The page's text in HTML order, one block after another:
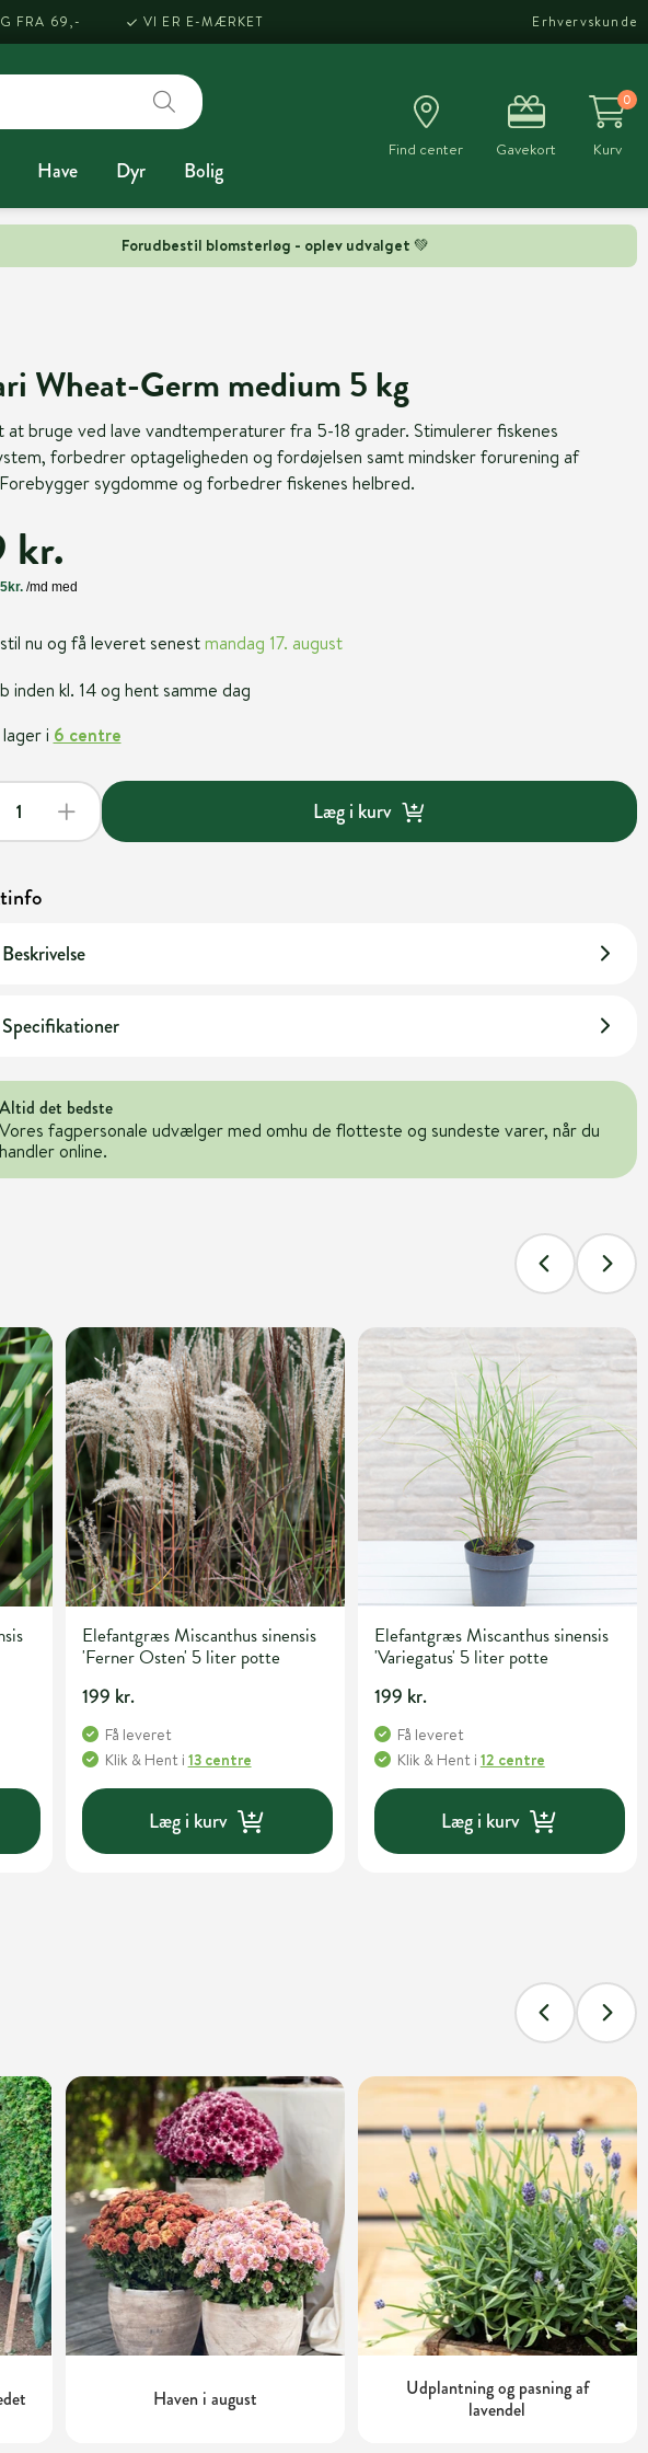
Forudbestil blomsterløg - oplev udvalget 💚
FRA 69,- VI ER E-MÆRKET Erhvervskunde
Have Dyr Bolig
Find center Gavekort
0
Kurv
Wheat-Germ medium 5 kg
at bruge ved lave vandtemperaturer fra 5-18 grader. Stimulerer fiskenes
forbedrer optageligheden og fordøjelsen samt mindsker forurening af
sygdomme og forbedrer fiskenes helbred.
kr.
nu og få leveret senestmandag 17. august
inden kl. 14 og hent samme dag
lager i 6 centre
Læg i kurv
Beskrivelse
Specifikationer
Altid det bedste
Vores fagpersonale udvælger med omhu de flotteste og sundeste varer, når du
handler online.
Elefantgræs Miscanthus sinensis
'Ferner Osten' 5 liter potte
199 kr.
Få leveret
Klik & Hent i 13 centre
Læg i kurv
Elefantgræs Miscanthus sinensis
'Variegatus' 5 liter potte
199 kr.
Få leveret
Klik & Hent i 12 centre
Læg i kurv
Haven i august
Udplantning og pasning af
lavendel